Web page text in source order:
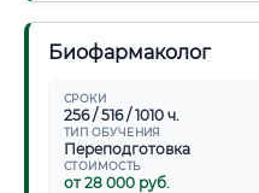
Биофармаколог
СРОКИ
256 / 516 / 1010 ч.
ТИП ОБУЧЕНИЯ
Переподготовка
СТОИМОСТЬ
от 28 000 руб.